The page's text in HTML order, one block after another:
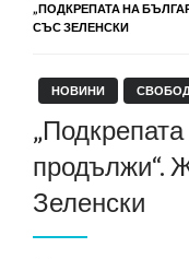
„ПОДКРЕПАТА НА
СЪС ЗЕЛЕНСКИ
НОВИНИ
продължи“.
Зеленски